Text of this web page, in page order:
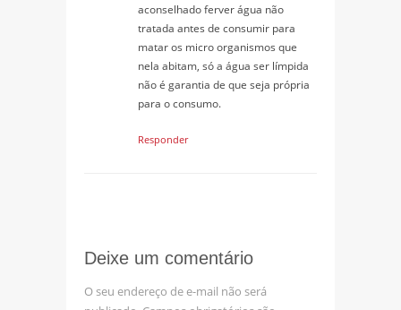
aconselhado ferver água não
tratada antes de consumir para
matar os micro organismos que
nela abitam, só a água ser límpida
não é garantia de que seja própria
para o consumo.
Responder
Deixe um comentário
O seu endereço de e-mail não será